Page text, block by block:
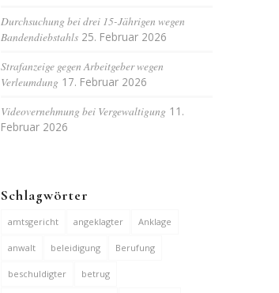
Durchsuchung bei drei 15-Jährigen wegen
Bandendiebstahls 25. Februar 2026
Strafanzeige gegen Arbeitgeber wegen
Verleumdung 17. Februar 2026
Videovernehmung bei Vergewaltigung 11.
Februar 2026
Schlagwörter
amtsgericht angeklagter Anklage
anwalt beleidigung Berufung
beschuldigter betrug